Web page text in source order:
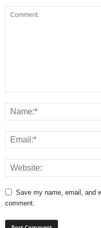
Save my name, email, and
comment.